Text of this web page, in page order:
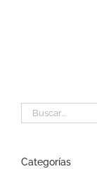
Buscar:
Categorías